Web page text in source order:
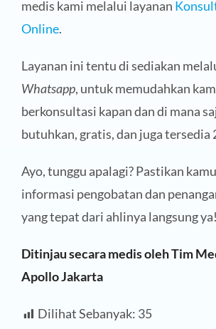
medis kami melalui layanan
Online.
Layanan ini tentu di sediakan
Whatsapp, untuk memudahkan
berkonsultasi kapan dan di mana
butuhkan, gratis, dan juga tersedia
Ayo, tunggu apalagi? Pastikan
informasi pengobatan dan
yang tepat dari ahlinya langsung ya!
Ditinjau secara medis oleh Tim
Apollo Jakarta
Dilihat Sebanyak: 35